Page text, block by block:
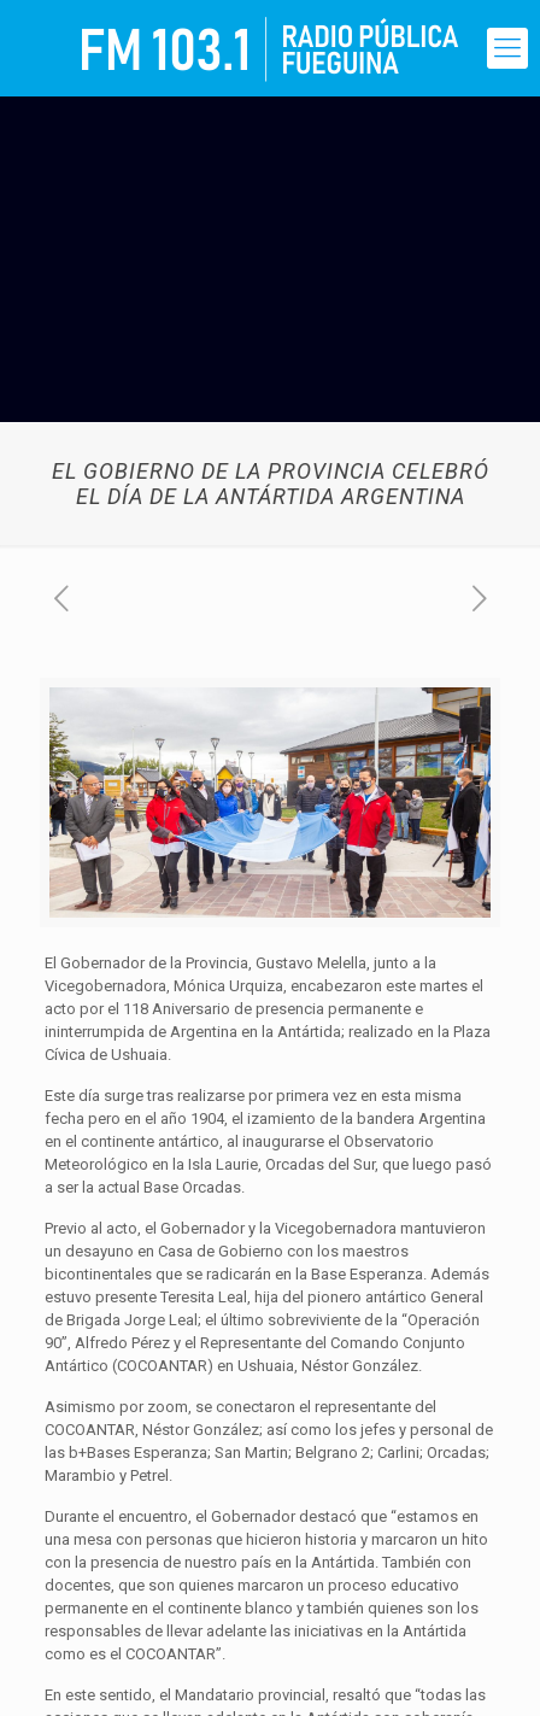
EL GOBIERNO DE LA PROVINCIA CELEBRÓ
EL DÍA DE LA ANTÁRTIDA ARGENTINA
El Gobernador de la Provincia, Gustavo Melella, junto a la
Vicegobernadora, Mónica Urquiza, encabezaron este martes el
acto por el 118 Aniversario de presencia permanente e
ininterrumpida de Argentina en la Antártida; realizado en la Plaza
Cívica de Ushuaia.
Este día surge tras realizarse por primera vez en esta misma
fecha pero en el año 1904, el izamiento de la bandera Argentina
en el continente antártico, al inaugurarse el Observatorio
Meteorológico en la Isla Laurie, Orcadas del Sur, que luego pasó
a ser la actual Base Orcadas.
Previo al acto, el Gobernador y la Vicegobernadora mantuvieron
un desayuno en Casa de Gobierno con los maestros
bicontinentales que se radicarán en la Base Esperanza. Además
estuvo presente Teresita Leal, hija del pionero antártico General
de Brigada Jorge Leal; el último sobreviviente de la “Operación
90”, Alfredo Pérez y el Representante del Comando Conjunto
Antártico (COCOANTAR) en Ushuaia, Néstor González.
Asimismo por zoom, se conectaron el representante del
COCOANTAR, Néstor González; así como los jefes y personal de
las b+Bases Esperanza; San Martin; Belgrano 2; Carlini; Orcadas;
Marambio y Petrel.
Durante el encuentro, el Gobernador destacó que “estamos en
una mesa con personas que hicieron historia y marcaron un hito
con la presencia de nuestro país en la Antártida. También con
docentes, que son quienes marcaron un proceso educativo
permanente en el continente blanco y también quienes son los
responsables de llevar adelante las iniciativas en la Antártida
como es el COCOANTAR”.
En este sentido, el Mandatario provincial, resaltó que “todas las